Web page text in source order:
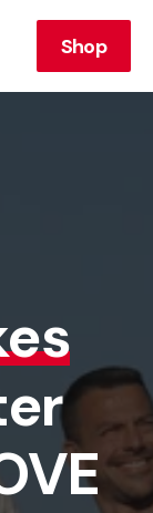
Shop